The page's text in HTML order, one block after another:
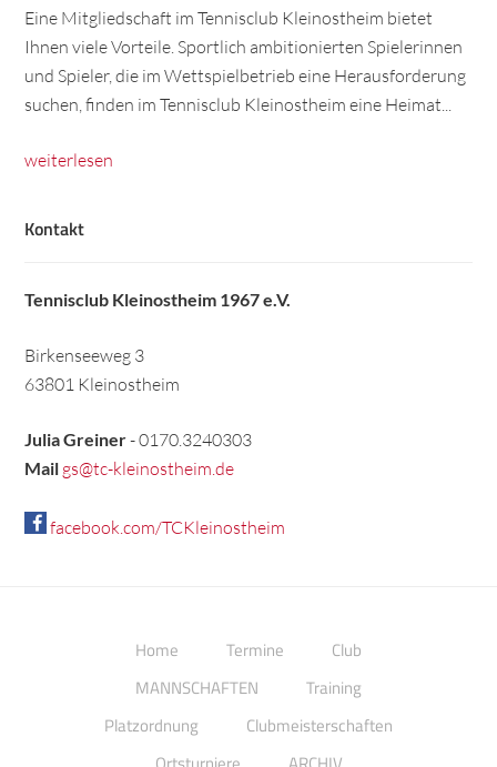
Eine Mitgliedschaft im Tennisclub Kleinostheim bietet
Ihnen viele Vorteile. Sportlich ambitionierten Spielerinnen
und Spieler, die im Wettspielbetrieb eine Herausforderung
suchen, finden im Tennisclub Kleinostheim eine Heimat...
weiterlesen
Kontakt
Tennisclub Kleinostheim 1967 e.V.
Birkenseeweg 3
63801 Kleinostheim
Julia Greiner- 0170.3240303
Mail gs@tc-kleinostheim.de
facebook.com/TCKleinostheim
Home Termine
Club
MANNSCHAFTEN
Training
Platzordnung
Clubmeisterschaften